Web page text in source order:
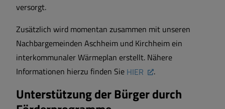
versorgt.
Zusätzlich wird momentan zusammen mit unseren
Nachbargemeinden Aschheim und Kirchheim ein
interkommunaler Wärmeplan erstellt. Nähere
Informationen hierzu finden Sie HIER .
Unterstützung der Bürger durch